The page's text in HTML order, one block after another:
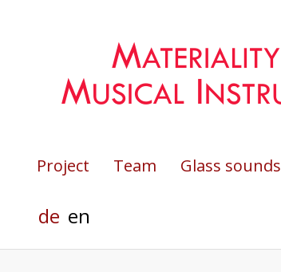
Project Team Glass sounds
de en